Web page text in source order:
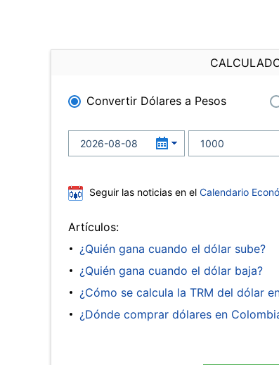
Convertir Dólares a Pesos
Seguir las noticias en el Calendario
Artículos:
¿Quién gana cuando el dólar sube?
¿Quién gana cuando el dólar baja?
¿Cómo se calcula la TRM del dólar
¿Dónde comprar dólares en